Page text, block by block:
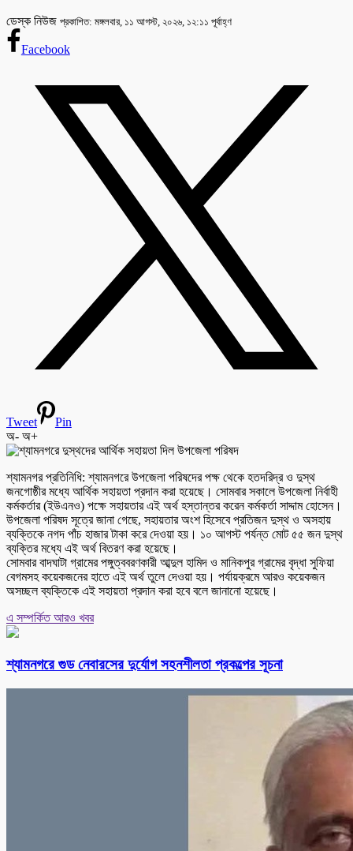
ডেস্ক নিউজ প্রকাশিত: মঙ্গলবার, ১১ আগস্ট, ২০২৬, ১২:১১ পূর্বাহ্ণ
Facebook
Tweet
Pin
অ- অ+
শ্যামনগর প্রতিনিধি: শ্যামনগরে উপজেলা পরিষদের পক্ষ থেকে হতদরিদ্র ও দুস্থ
জনগোষ্ঠীর মধ্যে আর্থিক সহায়তা প্রদান করা হয়েছে। সোমবার সকালে উপজেলা নির্বাহী
কর্মকর্তার (ইউএনও) পক্ষে সহায়তার এই অর্থ হস্তান্তর করেন কর্মকর্তা সাদ্দাম হোসেন।
উপজেলা পরিষদ সূত্রে জানা গেছে, সহায়তার অংশ হিসেবে প্রতিজন দুস্থ ও অসহায়
ব্যক্তিকে নগদ পাঁচ হাজার টাকা করে দেওয়া হয়। ১০ আগস্ট পর্যন্ত মোট ৫৫ জন দুস্থ
ব্যক্তির মধ্যে এই অর্থ বিতরণ করা হয়েছে।
সোমবার বাদঘাটা গ্রামের পঙ্গুত্ববরণকারী আব্দুল হামিদ ও মানিকপুর গ্রামের বৃদ্ধা সুফিয়া
বেগমসহ কয়েকজনের হাতে এই অর্থ তুলে দেওয়া হয়। পর্যায়ক্রমে আরও কয়েকজন
অসচ্ছল ব্যক্তিকে এই সহায়তা প্রদান করা হবে বলে জানানো হয়েছে।
এ সম্পর্কিত আরও খবর
শ্যামনগরে গুড নেবারসের দুর্যোগ সহনশীলতা প্রকল্পের সূচনা